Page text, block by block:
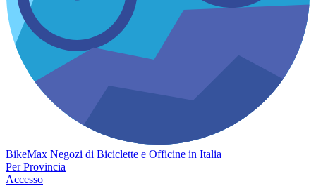
BikeMax Negozi di Biciclette e Officine in Italia
Per Provincia
Accesso